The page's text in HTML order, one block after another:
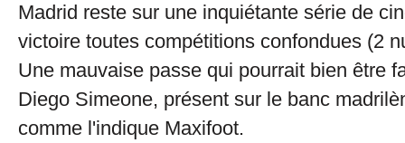
Madrid reste sur une inquiétante série de
victoire toutes compétitions confondues (2
Une mauvaise passe qui pourrait bien être
Diego Simeone, présent sur le banc
comme l'indique Maxifoot.